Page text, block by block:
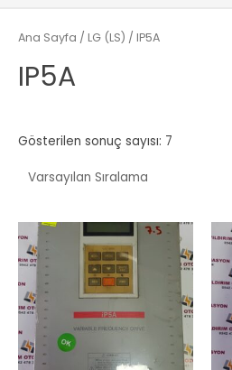
Ana Sayfa / LG (LS) / IP5A
IP5A
Gösterilen sonuç sayısı: 7